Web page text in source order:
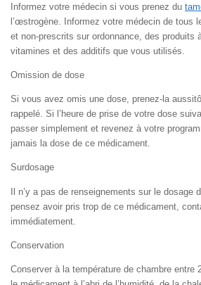
Informez votre médecin si vous prenez du
l’œstrogène. Informez votre médecin de tous
et non-prescrits sur ordonnance, des produits
vitamines et des additifs que vous utilisés.
Omission de dose
Si vous avez omis une dose, prenez-la
rappelé. Si l’heure de prise de votre dose
passer simplement et revenez à votre
jamais la dose de ce médicament.
Surdosage
Il n’y a pas de renseignements sur le dosage
pensez avoir pris trop de ce médicament,
immédiatement.
Conservation
Conserver à la température de chambre entre